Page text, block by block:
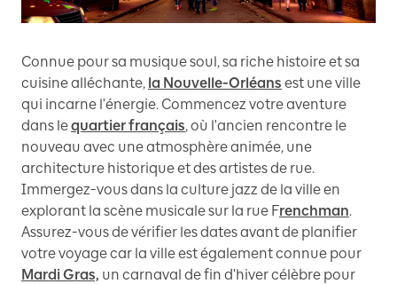
Connue pour sa musique soul, sa riche histoire et sa
cuisine alléchante, la Nouvelle-Orléans est une ville
qui incarne l'énergie. Commencez votre aventure
dans lequartier français, où l'ancien rencontre le
nouveau avec une atmosphère animée, une
architecture historique et des artistes de rue.
Immergez-vous dans la culture jazz de la ville en
explorant la scène musicale sur la rue Frenchman.
Assurez-vous de vérifier les dates avant de planifier
votre voyage car la ville est également connue pour
Mardi Gras, un carnaval de fin d'hiver célèbre pour